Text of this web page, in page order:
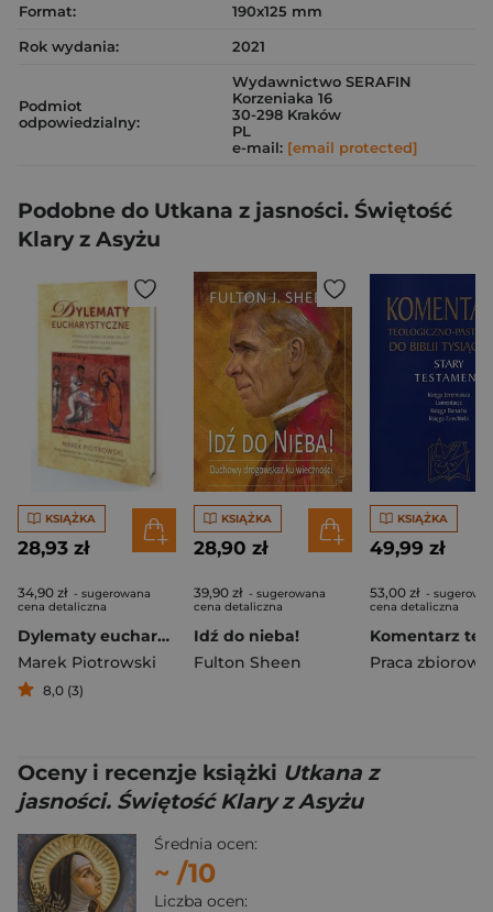
Format:
190x125 mm
Rok wydania:
2021
Podmiot
odpowiedzialny:
Wydawnictwo SERAFIN
Korzeniaka 16
30-298 Kraków
PL
e-mail: [email protected]
Podobne do Utkana z jasności. Świętość
Klary z Asyżu
KSIĄŻKA
28,93 zł
34,90 zł - sugerowana
cena detaliczna
Dylematy eucharystyczne
Marek Piotrowski
8,0 (3)
KSIĄŻKA
28,90 zł
39,90 zł - sugerowana
cena detaliczna
Idź do nieba!
Fulton Sheen
KSIĄŻKA
49,99 zł
53,00 zł -
cena detaliczna
Praca zbiorowa
Oceny i recenzje książki Utkana z
jasności. Świętość Klary z Asyżu
Średnia ocen:
~ /10
Liczba ocen: